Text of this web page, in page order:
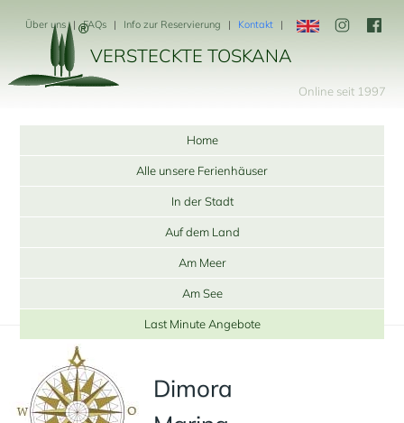
VERSTECKTE TOSKANA
Über uns FAQs Info zur Reservierung Kontakt
Online seit 1997
Home
Alle unsere Ferienhäuser
In der Stadt
Auf dem Land
Am Meer
Am See
Last Minute Angebote
Dimora